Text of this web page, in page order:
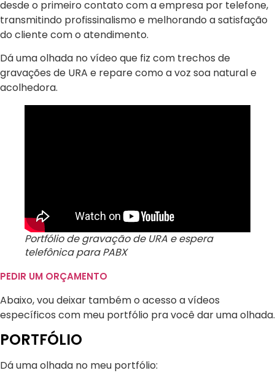
desde o primeiro contato com a empresa por telefone,
transmitindo profissinalismo e melhorando a satisfação
do cliente com o atendimento.
Dá uma olhada no vídeo que fiz com trechos de
gravações de URA e repare como a voz soa natural e
acolhedora.
Portfólio de gravação de URA e espera
telefônica para PABX
PEDIR UM ORÇAMENTO
Abaixo, vou deixar também o acesso a vídeos
específicos com meu portfólio pra você dar uma olhada.
PORTFÓLIO
Dá uma olhada no meu portfólio: